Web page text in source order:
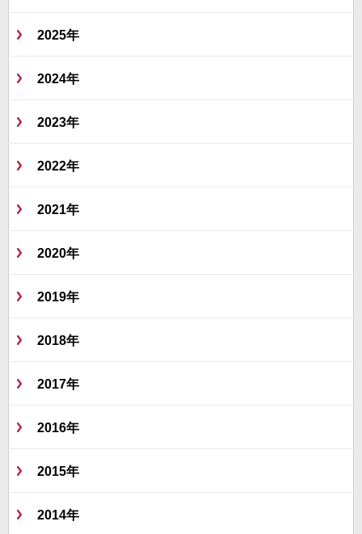
2025年
2024年
2023年
2022年
2021年
2020年
2019年
2018年
2017年
2016年
2015年
2014年